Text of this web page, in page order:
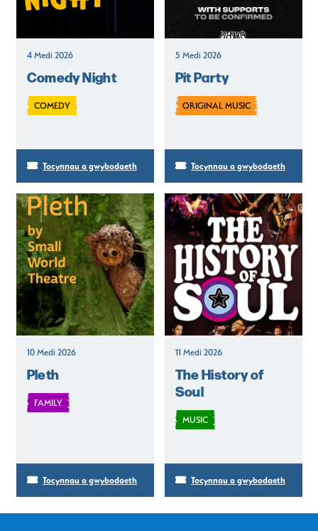
4 Medi 2026
Comedy Night
COMEDY
Tocynnau a gwybodaeth
5 Medi 2026
Pit Party
ORIGINAL MUSIC
Tocynnau a gwybodaeth
10 Medi 2026
Pleth
FAMILY
Tocynnau a gwybodaeth
11 Medi 2026
The History of
Soul
MUSIC
Tocynnau a gwybodaeth